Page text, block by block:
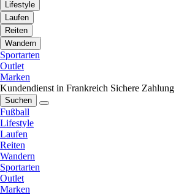
Lifestyle
Laufen
Reiten
Wandern
Sportarten
Outlet
Marken
Kundendienst in Frankreich Sichere Zahlung
Suchen
Fußball
Lifestyle
Laufen
Reiten
Wandern
Sportarten
Outlet
Marken